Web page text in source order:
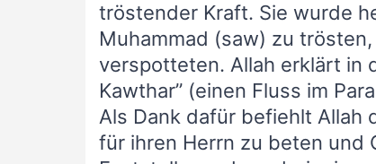
tröstender Kraft. Sie wurde
Muhammad (saw) zu
verspotteten. Allah erklärt in
Kawthar” (einen Fluss im
Als Dank dafür befiehlt Allah
für ihren Herrn zu beten und